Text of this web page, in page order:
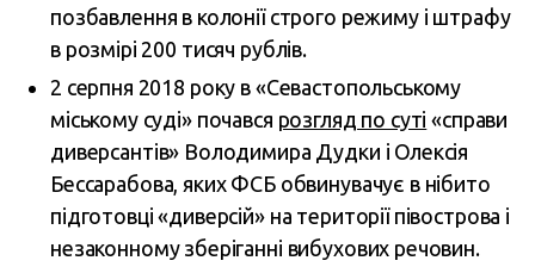
позбавлення в колонії строго режиму і штрафу
в розмірі 200 тисяч рублів.
2 серпня 2018 року в «Севастопольському
міському суді» почався розгляд по суті «справи
диверсантів» Володимира Дудки і Олексія
Бессарабова, яких ФСБ обвинувачує в нібито
підготовці «диверсій» на території півострова і
незаконному зберіганні вибухових речовин.